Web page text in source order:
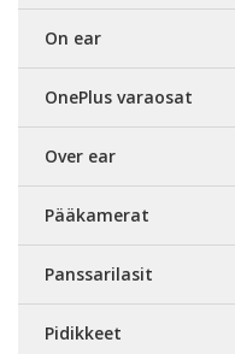
On ear
OnePlus varaosat
Over ear
Pääkamerat
Panssarilasit
Pidikkeet